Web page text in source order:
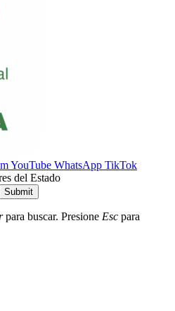
YouTube WhatsApp TikTok
del Estado
Submit
para buscar. Presione Esc para